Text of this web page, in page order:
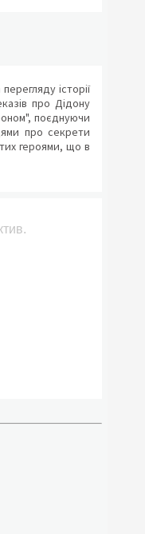
історії
про Дідону
поєднуючи
про секрети
героями, що в